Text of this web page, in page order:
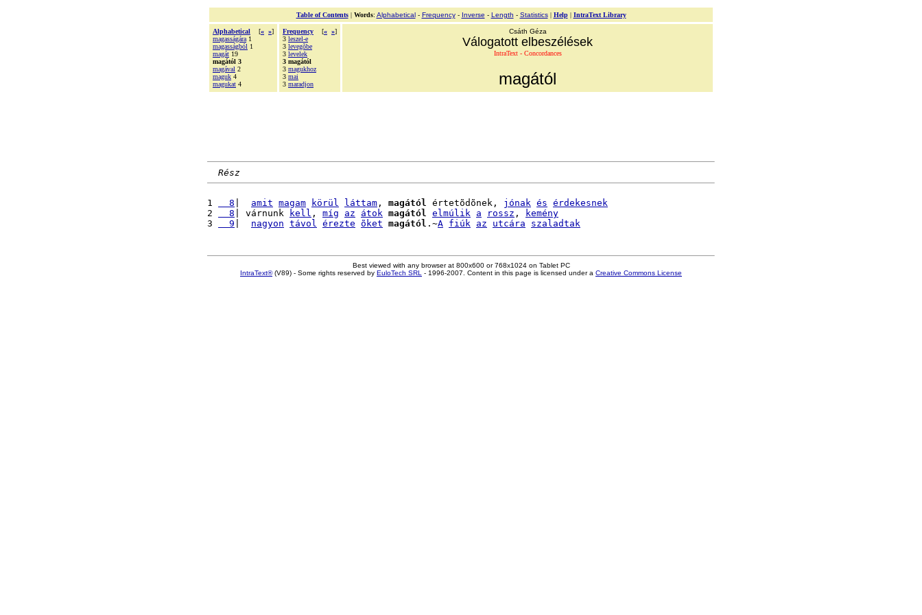
Table of Contents| Words: Alphabetical- Frequency- Inverse - Length - Statistics| Help| IntraText Library
Alphabetical [« »]
magasságára 1
magasságból 1
magát 19
magától 3
magával 2
maguk 4
magukat 4
Frequency [« »]
3 leszel-e
3 levegõbe
3 levelek
3 magától
3 magukhoz
3 mai
3 maradjon
Csáth Géza
Válogatott elbeszélések
IntraText - Concordances
magától
Rész
1
  8
amit magam körül láttam , magától értetõdõnek, jónak és érdekesnek
2
  8
| várnunk kell , míg az átok magától elmúlik a rossz ,
kemény
3
  9
nagyon távol érezte õket magától .~A fiúk az utcára szaladtak
Best viewed with any browser at 800x600 or 768x1024 on Tablet PC
IntraText®(V89) - Some rights reserved by EuloTech SRL - 1996-2007. Content in this page is licensed under a Creative Commons License